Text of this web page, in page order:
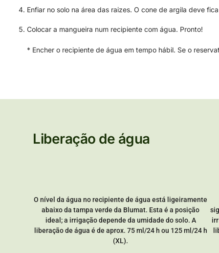
Enfiar no solo na área das raizes. O cone de argila deve
Colocar a mangueira num recipiente com água. Pronto!
* Encher o recipiente de água em tempo hábil. Se o
Liberação de água
O nível da água no recipiente de água está ligeiramente
abaixo da tampa verde da Blumat. Esta é a posição
ideal; a irrigação depende da umidade do solo. A
liberação de água é de aprox. 75 ml/24 h ou 125 ml/24 h
(XL).